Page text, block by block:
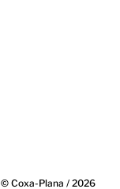
© Coxa-Plana / 2026